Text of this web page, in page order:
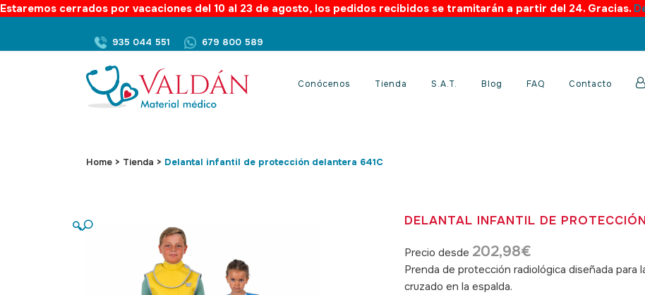
Estaremos cerrados por vacaciones del 10 al 23 de agosto, los pedidos recibidos se tramitarán a partir del 24. Gracias.
935 044 551 679 800 589
Conócenos Tienda S.A.T. Blog FAQ Contacto
Home > Tienda > Delantal infantil de protección delantera 641C
🔍 DELANTAL INFANTIL DE
Precio desde 202,98€
Prenda de protección radiológica diseñada
cruzado en la espalda.